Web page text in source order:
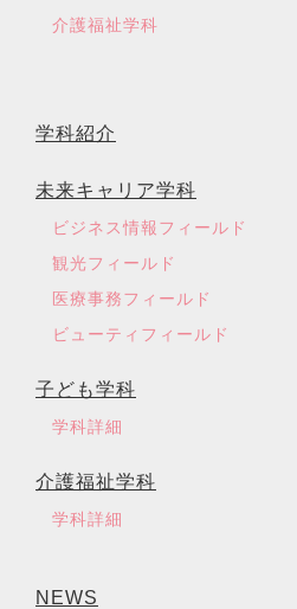
介護福祉学科
学科紹介
未来キャリア学科
ビジネス情報フィールド
観光フィールド
医療事務フィールド
ビューティフィールド
子ども学科
学科詳細
介護福祉学科
学科詳細
NEWS